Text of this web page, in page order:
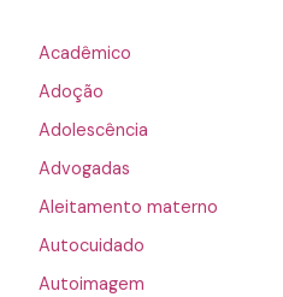
Acadêmico
Adoção
Adolescência
Advogadas
Aleitamento materno
Autocuidado
Autoimagem